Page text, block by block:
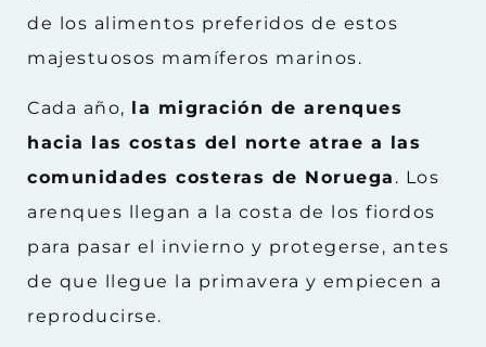
de los alimentos preferidos de estos
majestuosos mamíferos marinos.
Cada año, la migración de arenques
hacia las costas del norte atrae a las
comunidades costeras de Noruega . Los
arenques llegan a la costa de los fiordos
para pasar el invierno y protegerse, antes
de que llegue la primavera y empiecen a
reproducirse.